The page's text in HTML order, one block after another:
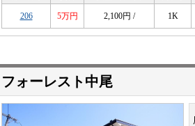
206 5万円 2,100円 / 1K
フォーレスト中尾